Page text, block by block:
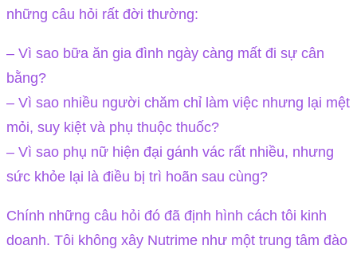
những câu hỏi rất đời thường:
– Vì sao bữa ăn gia đình ngày càng mất đi sự cân
bằng?
– Vì sao nhiều người chăm chỉ làm việc nhưng lại mệt
mỏi, suy kiệt và phụ thuộc thuốc?
– Vì sao phụ nữ hiện đại gánh vác rất nhiều, nhưng
sức khỏe lại là điều bị trì hoãn sau cùng?
Chính những câu hỏi đó đã định hình cách tôi kinh
doanh. Tôi không xây Nutrime như một trung tâm đào